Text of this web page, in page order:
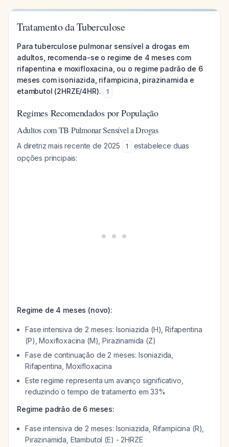
Tratamento da Tuberculose
Para tuberculose pulmonar sensível a drogas em
adultos, recomenda-se o regime de 4 meses com
rifapentina e moxifloxacina, ou o regime padrão de 6
meses com isoniazida, rifampicina, pirazinamida e
etambutol (2HRZE/4HR).
1
Regimes Recomendados por População
Adultos com TB Pulmonar Sensível a Drogas
A diretriz mais recente de 2025 1
estabelece duas
opções principais:
Regime de 4 meses (novo):
Fase intensiva de 2 meses: Isoniazida (H), Rifapentina
(P), Moxifloxacina (M), Pirazinamida (Z)
Fase de continuação de 2 meses: Isoniazida,
Rifapentina, Moxifloxacina
Este regime representa um avanço significativo,
reduzindo o tempo de tratamento em 33%
Regime padrão de 6 meses:
Fase intensiva de 2 meses: Isoniazida, Rifampicina (R),
Pirazinamida, Etambutol (E) - 2HRZE